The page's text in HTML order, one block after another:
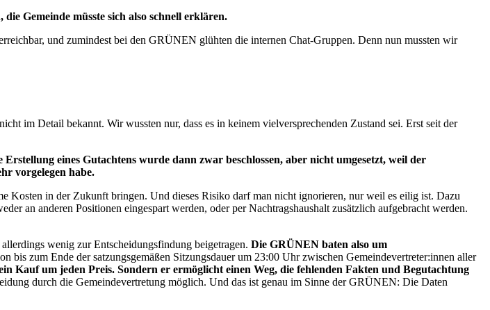
Gemeinde müsste sich also schnell erklären.
und zumindest bei den GRÜNEN glühten die internen Chat-Gruppen. Denn nun mussten wir
im Detail bekannt. Wir wussten nur, dass es in keinem vielversprechenden Zustand sei. Erst seit der
eines Gutachtens wurde dann zwar beschlossen, aber nicht umgesetzt, weil der
vorgelegen habe.
Kosten in der Zukunft bringen. Und dieses Risiko darf man nicht ignorieren, nur weil es eilig ist. Dazu
an anderen Positionen eingespart werden, oder per Nachtragshaushalt zusätzlich aufgebracht werden.
wenig zur Entscheidungsfindung beigetragen. Die GRÜNEN baten also um
bis zum Ende der satzungsgemäßen Sitzungsdauer um 23:00 Uhr zwischen Gemeindevertreter:innen aller
Kauf um jeden Preis. Sondern er ermöglicht einen Weg, die fehlenden Fakten und Begutachtung
durch die Gemeindevertretung möglich. Und das ist genau im Sinne der GRÜNEN: Die Daten